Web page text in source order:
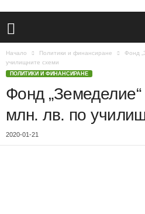
Начало Политики и финансиране
Фонд
училищните схеми
ПОЛИТИКИ И ФИНАНСИРАНЕ
Фонд
млн. лв. по
2020-01-21